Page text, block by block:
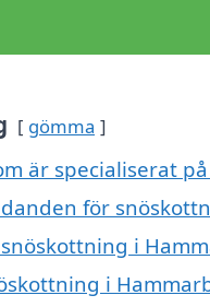
gömma
är specialiserat
för
i
i